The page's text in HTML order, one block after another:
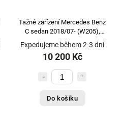
Tažné zařízení Mercedes Benz
C sedan 2018/07- (W205),
vertikální, GDW
Expedujeme během 2-3 dní
10 200 Kč
Do košíku